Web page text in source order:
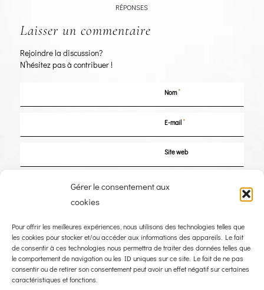
Gérer le consentement aux
cookies
Pour offrir les meilleures expériences, nous utilisons des technologies telles que
les cookies pour stocker et/ou accéder aux informations des appareils. Le fait
de consentir à ces technologies nous permettra de traiter des données telles que
le comportement de navigation ou les ID uniques sur ce site. Le fait de ne pas
consentir ou de retirer son consentement peut avoir un effet négatif sur certaines
caractéristiques et fonctions.
RÉPONSES
Laisser un commentaire
Rejoindre la discussion?
N’hésitez pas à contribuer !
Nom*
E-mail*
Site web
Enregistrer mon nom, mon e-mail et mon site dans le navigateur pour mon
prochain commentaire.